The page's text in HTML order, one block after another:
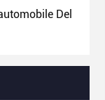
Del